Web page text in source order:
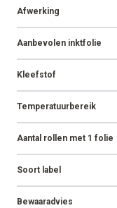
Afwerking
Aanbevolen inktfolie
Kleefstof
Temperatuurbereik
Aantal rollen met 1 folie
Soort label
Bewaaradvies